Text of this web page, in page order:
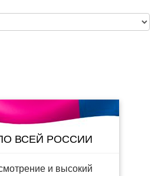
ВСЕЙ РОССИИ
и высокий